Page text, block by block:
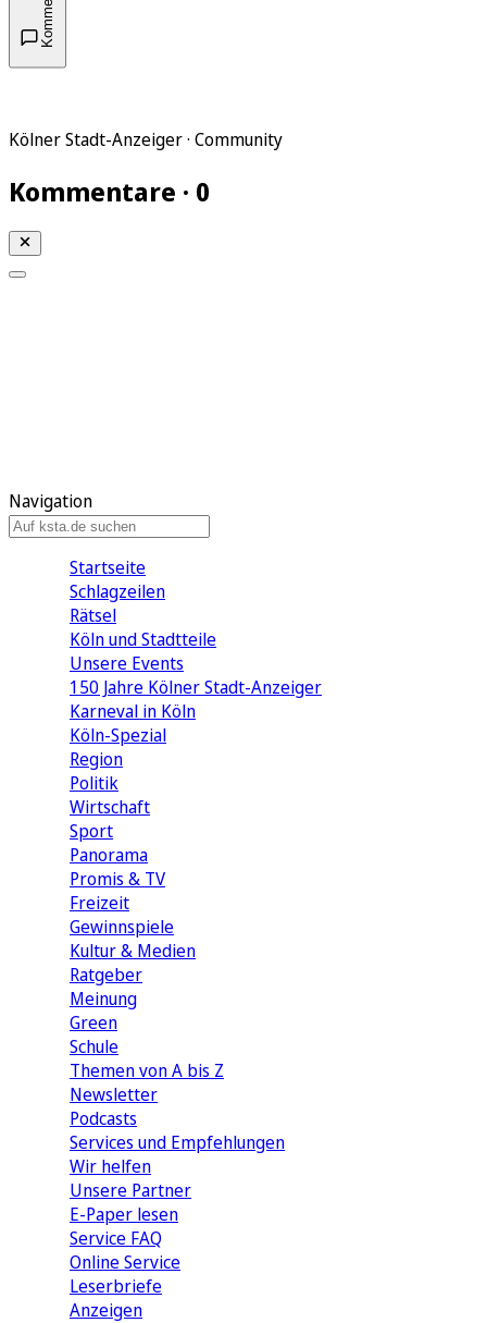
Kölner Stadt-Anzeiger · Community
Kommentare · 0
Navigation
Startseite
Schlagzeilen
Rätsel
Köln und Stadtteile
Unsere Events
150 Jahre Kölner Stadt-Anzeiger
Karneval in Köln
Köln-Spezial
Region
Politik
Wirtschaft
Sport
Panorama
Promis & TV
Freizeit
Gewinnspiele
Kultur & Medien
Ratgeber
Meinung
Green
Schule
Themen von A bis Z
Newsletter
Podcasts
Services und Empfehlungen
Wir helfen
Unsere Partner
E-Paper lesen
Service FAQ
Online Service
Leserbriefe
Anzeigen